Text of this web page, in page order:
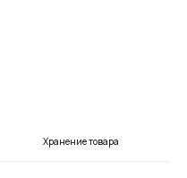
Хранение товара